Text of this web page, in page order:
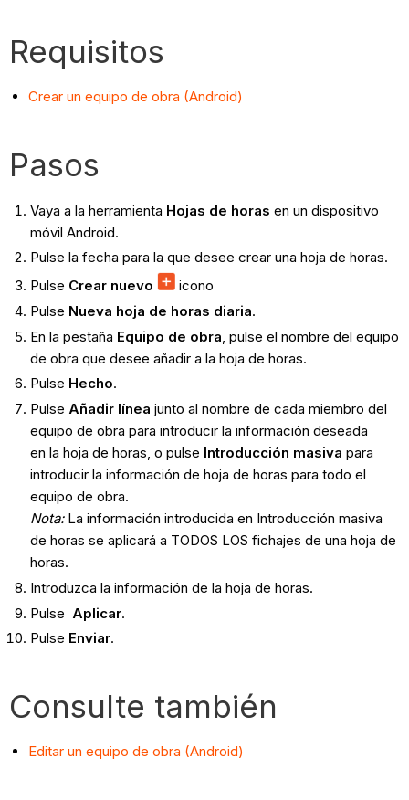
Requisitos
Crear un equipo de obra (Android)
Pasos
Vaya a la herramienta Hojas de horas en un dispositivo
móvil Android.
Pulse la fecha para la que desee crear una hoja de horas.
Pulse Crear nuevo
icono
Pulse Nueva hoja de horas diaria.
En la pestaña Equipo de obra , pulse el nombre del equipo
de obra que desee añadir a la hoja de horas.
Pulse Hecho.
Pulse Añadir línea junto al nombre de cada miembro del
equipo de obra para introducir la información deseada
en la hoja de horas, o pulse Introducción masiva para
introducir la información de hoja de horas para todo el
equipo de obra.
Nota:La información introducida en Introducción masiva
de horas se aplicará a TODOS LOS fichajes de una hoja de
horas.
Introduzca la información de la hoja de horas.
Pulse Aplicar.
Pulse Enviar.
Consulte también
Editar un equipo de obra (Android)